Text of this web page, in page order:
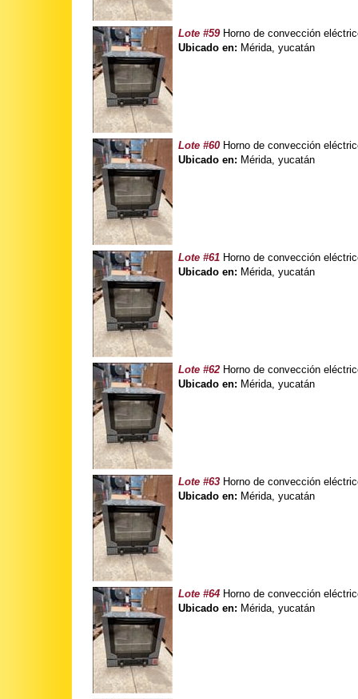
Lote #59Horno de convección
Ubicado en: Mérida, yucatán
Lote #60 Horno de convección
Ubicado en: Mérida, yucatán
Lote #61 Horno de convección
Ubicado en: Mérida, yucatán
Lote #62 Horno de convección
Ubicado en: Mérida, yucatán
Lote #63 Horno de convección
Ubicado en: Mérida, yucatán
Lote #64 Horno de convección
Ubicado en: Mérida, yucatán